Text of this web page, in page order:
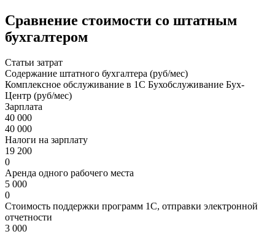
Сравнение стоимости со штатным
бухгалтером
Статьи затрат
Содержание штатного бухгалтера (руб/мес)
Комплексное обслуживание в 1С Бухобслуживание Бух-
Центр (руб/мес)
Зарплата
40 000
40 000
Налоги на зарплату
19 200
0
Аренда одного рабочего места
5 000
0
Стоимость поддержки программ 1С, отправки электронной
отчетности
3 000